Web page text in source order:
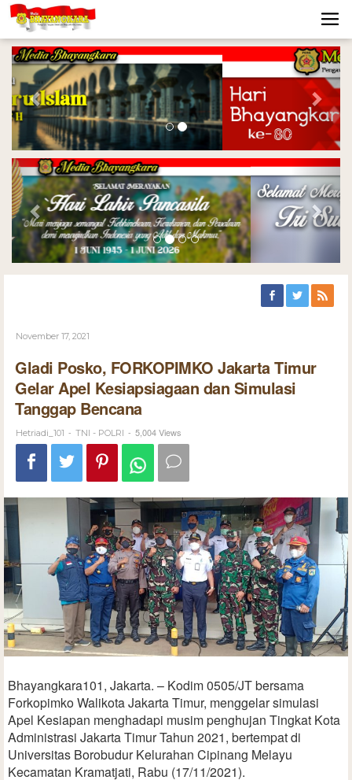
Previous Next
Previous Next
November 17, 2021
Gladi Posko, FORKOPIMKO Jakarta Timur
Gelar Apel Kesiapsiagaan dan Simulasi
Tanggap Bencana
Hetriadi_101 - TNI - POLRI - 5,004 Views
Bhayangkara101, Jakarta. – Kodim 0505/JT bersama
Forkopimko Walikota Jakarta Timur, menggelar simulasi
Apel Kesiapan menghadapi musim penghujan Tingkat Kota
Administrasi Jakarta Timur Tahun 2021, bertempat di
Universitas Borobudur Kelurahan Cipinang Melayu
Kecamatan Kramatjati, Rabu (17/11/2021).